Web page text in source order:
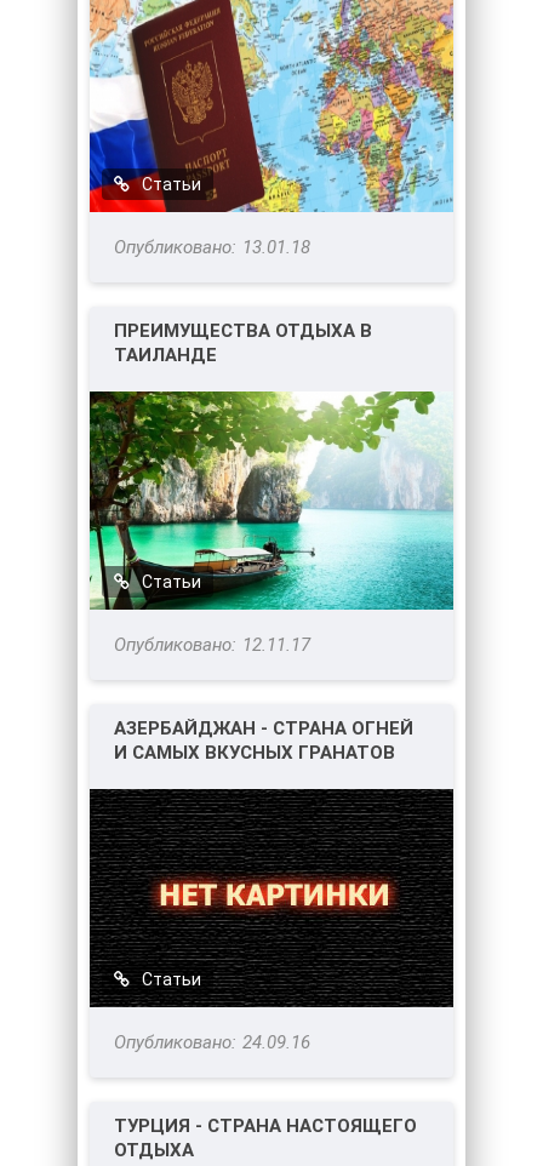
Статьи
13.01.18
ПРЕИМУЩЕСТВА ОТДЫХА В
ТАИЛАНДЕ
Статьи
12.11.17
АЗЕРБАЙДЖАН - СТРАНА ОГНЕЙ
И САМЫХ ВКУСНЫХ ГРАНАТОВ
Статьи
24.09.16
ТУРЦИЯ - СТРАНА НАСТОЯЩЕГО
ОТДЫХА